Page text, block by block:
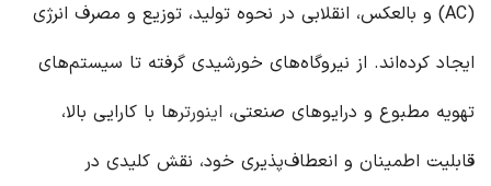
(AC) و بالعکس، انقلابی در نحوه تولید، توزیع و مصرف انرژی
ایجاد کرده‌اند. از نیروگاه‌های خورشیدی گرفته تا سیستم‌های
تهویه مطبوع و درایوهای صنعتی، اینورترها با کارایی بالا،
قابلیت اطمینان و انعطاف‌پذیری خود، نقش کلیدی در